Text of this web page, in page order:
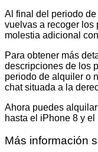
Al final del periodo
vuelvas a recoger los
molestia adicional
Para obtener más
descripciones de los
periodo de alquiler o
chat situada a la
Ahora puedes
hasta el iPhone 8 y
Más información